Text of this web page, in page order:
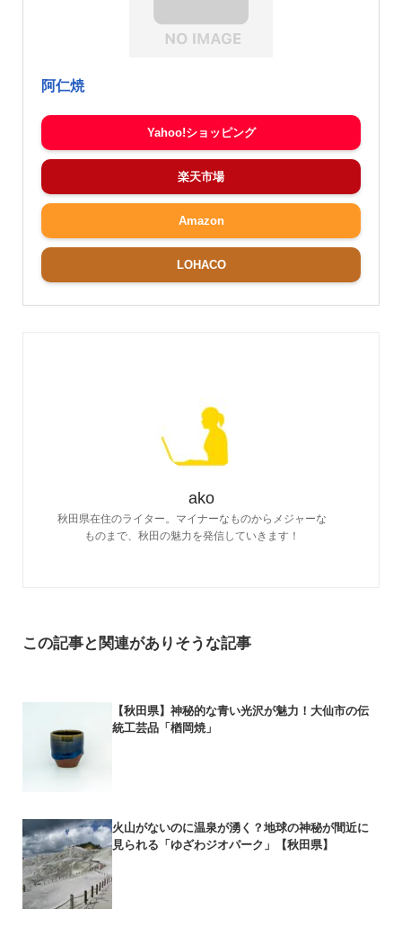
阿仁焼
Yahoo!ショッピング
楽天市場
Amazon
LOHACO
ako
秋田県在住のライター。マイナーなものからメジャーな
ものまで、秋田の魅力を発信していきます！
この記事と関連がありそうな記事
【秋田県】神秘的な青い光沢が魅力！大仙市の伝
統工芸品「楢岡焼」
火山がないのに温泉が湧く？地球の神秘が間近に
見られる「ゆざわジオパーク」【秋田県】